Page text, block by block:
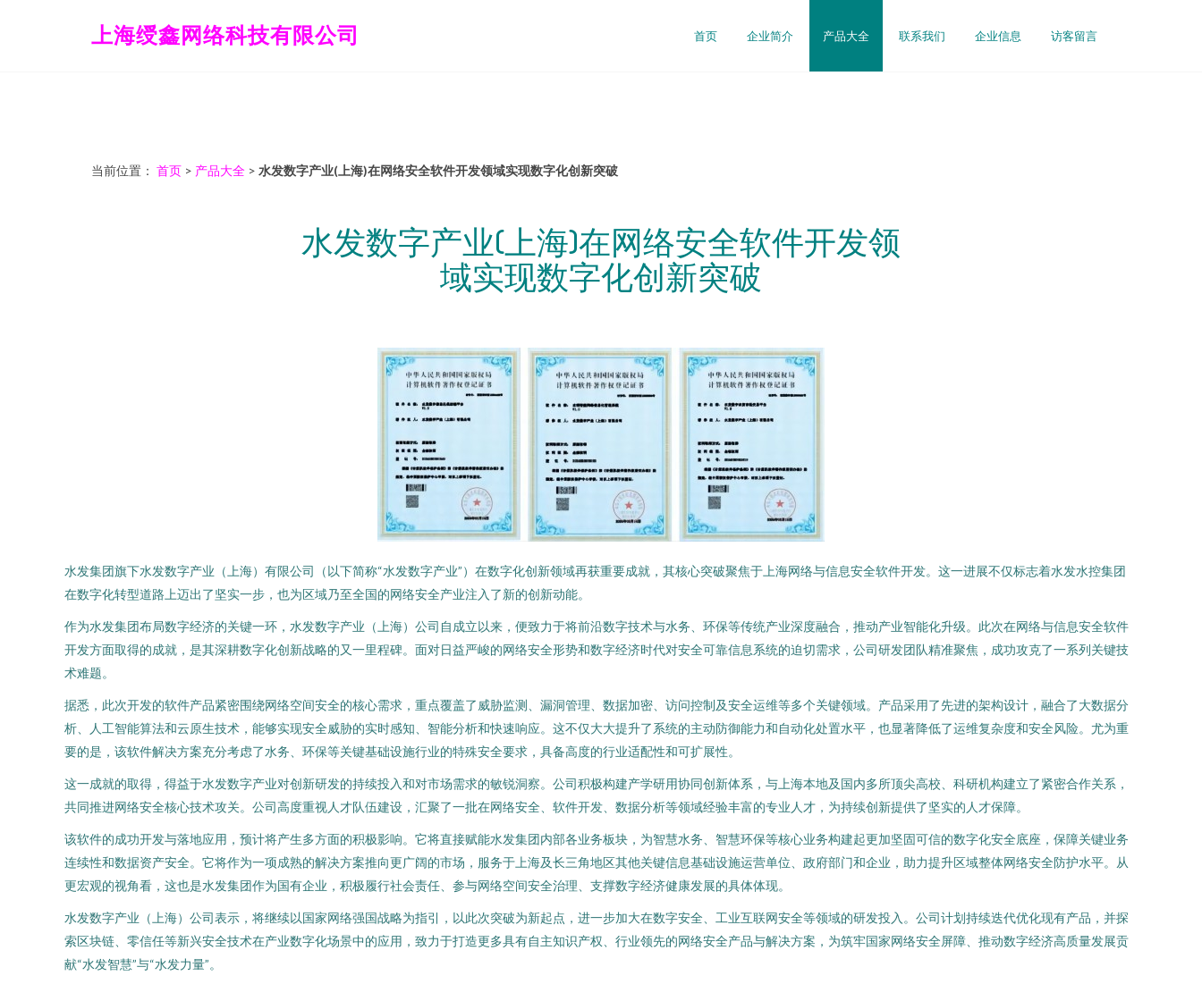
上海绶鑫网络科技有限公司 首页 企业简介 产品大全 联系我们 企业信息 访客留言
当前位置： 首页 > 产品大全 > 水发数字产业(上海)在网络安全软件开发领域实现数字化创新突破
水发数字产业(上海)在网络安全软件开发领
域实现数字化创新突破
水发集团旗下水发数字产业（上海）有限公司（以下简称“水发数字产业”）在数字化创新领域再获重要成就，其核心突破聚焦于上海网络与信息安全软件开发。这一进展不仅标志着水发水控集团
在数字化转型道路上迈出了坚实一步，也为区域乃至全国的网络安全产业注入了新的创新动能。
作为水发集团布局数字经济的关键一环，水发数字产业（上海）公司自成立以来，便致力于将前沿数字技术与水务、环保等传统产业深度融合，推动产业智能化升级。此次在网络与信息安全软件
开发方面取得的成就，是其深耕数字化创新战略的又一里程碑。面对日益严峻的网络安全形势和数字经济时代对安全可靠信息系统的迫切需求，公司研发团队精准聚焦，成功攻克了一系列关键技
术难题。
据悉，此次开发的软件产品紧密围绕网络空间安全的核心需求，重点覆盖了威胁监测、漏洞管理、数据加密、访问控制及安全运维等多个关键领域。产品采用了先进的架构设计，融合了大数据分
析、人工智能算法和云原生技术，能够实现安全威胁的实时感知、智能分析和快速响应。这不仅大大提升了系统的主动防御能力和自动化处置水平，也显著降低了运维复杂度和安全风险。尤为重
要的是，该软件解决方案充分考虑了水务、环保等关键基础设施行业的特殊安全要求，具备高度的行业适配性和可扩展性。
这一成就的取得，得益于水发数字产业对创新研发的持续投入和对市场需求的敏锐洞察。公司积极构建产学研用协同创新体系，与上海本地及国内多所顶尖高校、科研机构建立了紧密合作关系，
共同推进网络安全核心技术攻关。公司高度重视人才队伍建设，汇聚了一批在网络安全、软件开发、数据分析等领域经验丰富的专业人才，为持续创新提供了坚实的人才保障。
该软件的成功开发与落地应用，预计将产生多方面的积极影响。它将直接赋能水发集团内部各业务板块，为智慧水务、智慧环保等核心业务构建起更加坚固可信的数字化安全底座，保障关键业务
连续性和数据资产安全。它将作为一项成熟的解决方案推向更广阔的市场，服务于上海及长三角地区其他关键信息基础设施运营单位、政府部门和企业，助力提升区域整体网络安全防护水平。从
更宏观的视角看，这也是水发集团作为国有企业，积极履行社会责任、参与网络空间安全治理、支撑数字经济健康发展的具体体现。
水发数字产业（上海）公司表示，将继续以国家网络强国战略为指引，以此次突破为新起点，进一步加大在数字安全、工业互联网安全等领域的研发投入。公司计划持续迭代优化现有产品，并探
索区块链、零信任等新兴安全技术在产业数字化场景中的应用，致力于打造更多具有自主知识产权、行业领先的网络安全产品与解决方案，为筑牢国家网络安全屏障、推动数字经济高质量发展贡
献“水发智慧”与“水发力量”。